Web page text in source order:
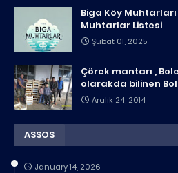
Biga Köy
Muhtarlar Listesi
Şubat 01, 2025
Çörek mantarı ,
olarakda bilinen
Aralık 24, 2014
ASSOS
January 14, 2026